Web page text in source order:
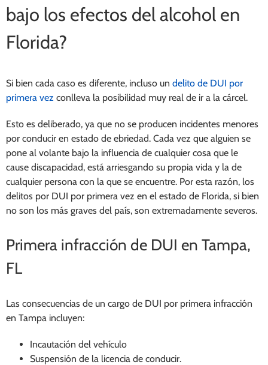
bajo los efectos del alcohol en
Florida?
Si bien cada caso es diferente, incluso un delito de DUI por
primera vez conlleva la posibilidad muy real de ir a la cárcel.
Esto es deliberado, ya que no se producen incidentes menores
por conducir en estado de ebriedad. Cada vez que alguien se
pone al volante bajo la influencia de cualquier cosa que le
cause discapacidad, está arriesgando su propia vida y la de
cualquier persona con la que se encuentre. Por esta razón, los
delitos por DUI por primera vez en el estado de Florida, si bien
no son los más graves del país, son extremadamente severos.
Primera infracción de DUI en Tampa,
FL
Las consecuencias de un cargo de DUI por primera infracción
en Tampa incluyen:
Incautación del vehículo
Suspensión de la licencia de conducir.